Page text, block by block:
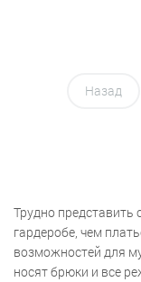
Назад
Трудно представить
гардеробе, чем
возможностей для
носят брюки и все